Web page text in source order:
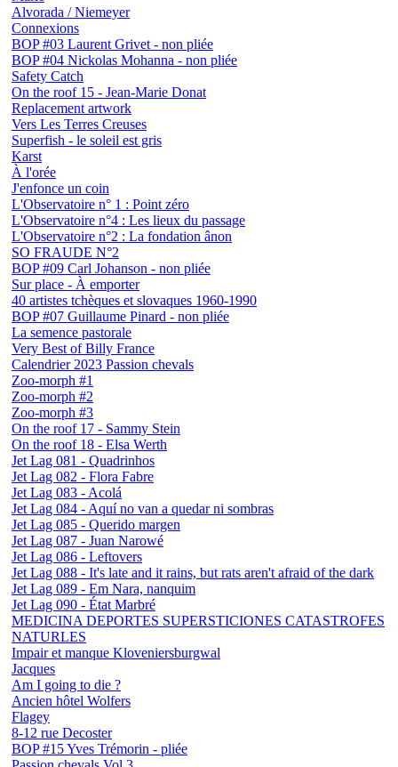
Alvorada / Niemeyer
Connexions
BOP #03 Laurent Grivet - non pliée
BOP #04 Nickolas Mohanna - non pliée
Safety Catch
On the roof 15 - Jean-Marie Donat
Replacement artwork
Vers Les Terres Creuses
Superfish - le soleil est gris
Karst
À l'orée
J'enfonce un coin
L'Observatoire n° 1 : Point zéro
L'Observatoire n°4 : Les lieux du passage
L'Observatoire n°2 : La fondation ânon
SO FRAUDE N°2
BOP #09 Carl Johanson - non pliée
Sur place - À emporter
40 artistes tchèques et slovaques 1960-1990
BOP #07 Guillaume Pinard - non pliée
La semence pastorale
Very Best of Billy France
Calendrier 2023 Passion chevals
Zoo-morph #1
Zoo-morph #2
Zoo-morph #3
On the roof 17 - Sammy Stein
On the roof 18 - Elsa Werth
Jet Lag 081 - Quadrinhos
Jet Lag 082 - Flora Fabre
Jet Lag 083 - Acolá
Jet Lag 084 - Aquí no van a quedar ni sombras
Jet Lag 085 - Querido margen
Jet Lag 087 - Juan Narowé
Jet Lag 086 - Leftovers
Jet Lag 088 - It's late and it rains, but rats aren't afraid of the dark
Jet Lag 089 - Em Nara, nanquim
Jet Lag 090 - État Marbré
MEDICINA DEPORTES SUPERSTICIONES CATASTROFES
NATURLES
Impair et manque Kloveniersburgwal
Jacques
Am I going to die ?
Ancien hôtel Wolfers
Flagey
8-12 rue Decoster
BOP #15 Yves Trémorin - pliée